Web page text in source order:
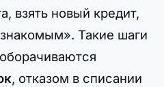
взять новый кредит,
Такие шаги
, отказом в списании